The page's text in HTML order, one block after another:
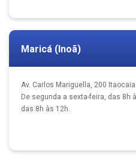
Maricá (Inoã)
Av. Carlos Mariguella, 200
De segunda a sexta-feira, das 8h
das 8h às 12h.